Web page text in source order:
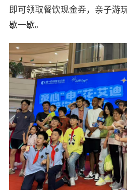
即可领取餐饮现金券，亲子游
歇一歇。